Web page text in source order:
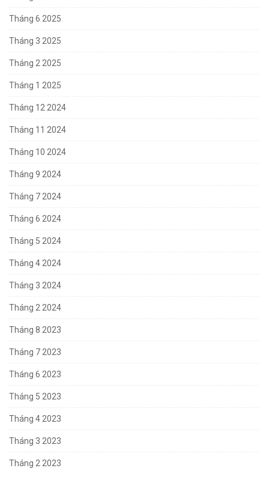
Tháng 6 2025
Tháng 3 2025
Tháng 2 2025
Tháng 1 2025
Tháng 12 2024
Tháng 11 2024
Tháng 10 2024
Tháng 9 2024
Tháng 7 2024
Tháng 6 2024
Tháng 5 2024
Tháng 4 2024
Tháng 3 2024
Tháng 2 2024
Tháng 8 2023
Tháng 7 2023
Tháng 6 2023
Tháng 5 2023
Tháng 4 2023
Tháng 3 2023
Tháng 2 2023